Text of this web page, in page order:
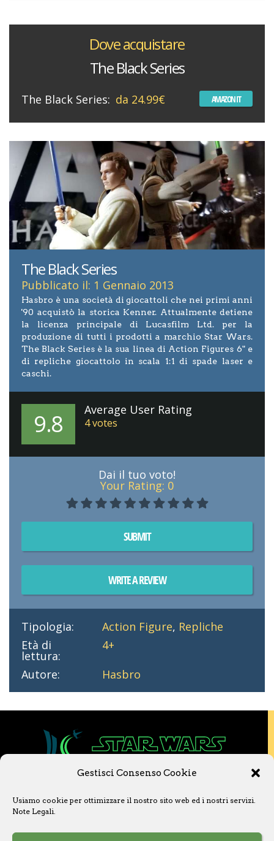
Gestisci Consenso Cookie
Usiamo cookie per ottimizzare il nostro sito web ed i nostri servizi.
Note Legali.
Dove acquistare
The Black Series
The Black Series: da 24.99€ AMAZON IT
The Black Series
Pubblicato il: 1 Gennaio 2013
Hasbro è una società di giocattoli che nei primi anni
'90 acquistò la storica Kenner. Attualmente detiene
la licenza principale di Lucasfilm Ltd. per la
produzione di tutti i prodotti a marchio Star Wars.
The Black Series è la sua linea di Action Figures 6" e
di repliche giocattolo in scala 1:1 di spade laser e
caschi.
9.8 Average User Rating
4votes
Dai il tuo voto!
Your Rating: 0
SUBMIT
WRITE A REVIEW
Tipologia: Action Figure, Repliche
Età di
lettura:
4+
Autore:
Hasbro
Questo sito non è collegato a Lucasfilm LTD o
a The Walt Disney Company o ad altre
Ogni nome, titolo, immagine o qualsiasi altra